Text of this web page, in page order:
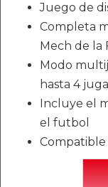
Juego de
Completa
Mech de la
Modo
hasta 4
Incluye el
el futbol